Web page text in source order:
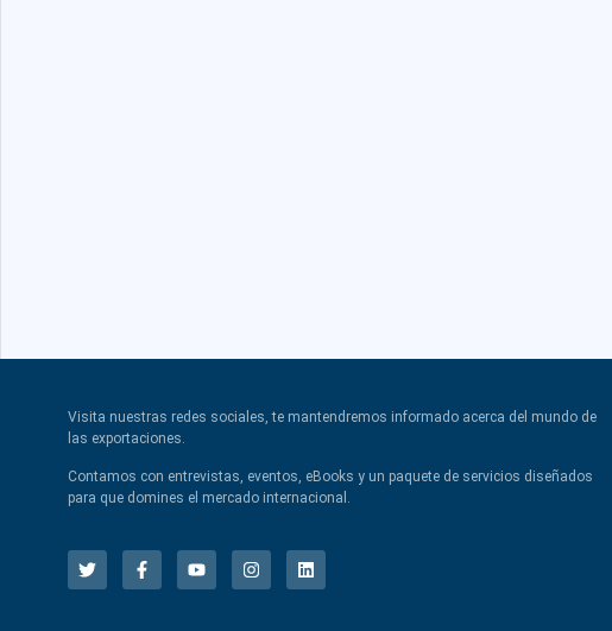
Visita nuestras redes sociales, te mantendremos informado acerca del mundo de
las exportaciones.
Contamos con entrevistas, eventos, eBooks y un paquete de servicios diseñados
para que domines el mercado internacional.